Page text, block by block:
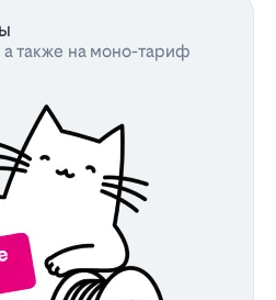
также на моно-тариф